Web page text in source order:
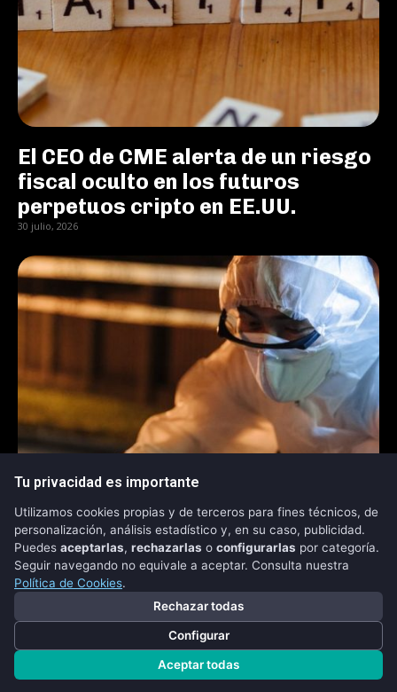
El CEO de CME alerta de un riesgo
fiscal oculto en los futuros
perpetuos cripto en EE.UU.
30 julio, 2026
Binance dificulta a la policía el
rastreo de delincuentes cripto,
Tu privacidad es importante
Utilizamos cookies propias y de terceros para fines técnicos, de
personalización, análisis estadístico y, en su caso, publicidad.
Puedes aceptarlas, rechazarlas o configurarlas por categoría.
Seguir navegando no equivale a aceptar. Consulta nuestra
Política de Cookies.
Rechazar todas
Configurar
Aceptar todas